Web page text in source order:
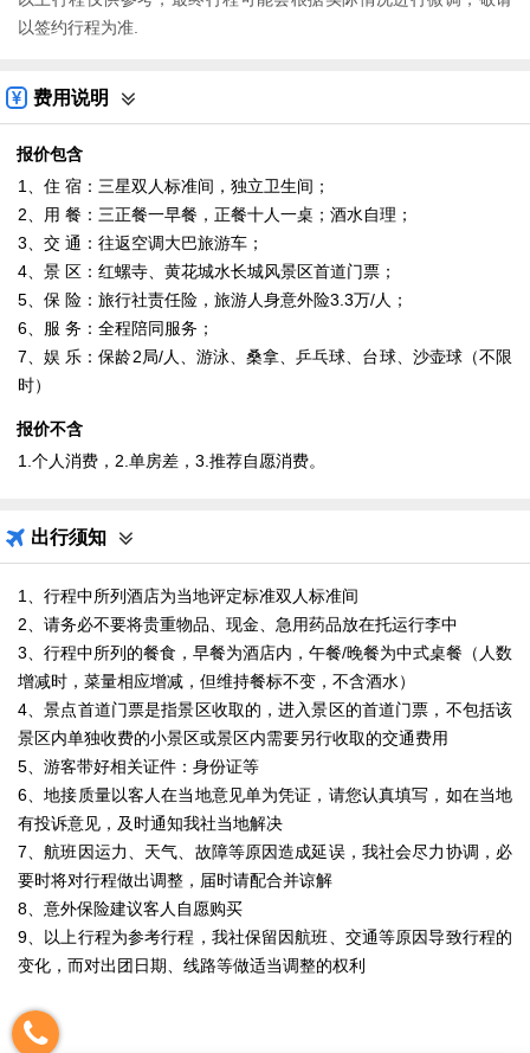
以签约行程为准.
费用说明
报价包含
1、住 宿：三星双人标准间，独立卫生间；
2、用 餐：三正餐一早餐，正餐十人一桌；酒水自理；
3、交 通：往返空调大巴旅游车；
4、景 区：红螺寺、黄花城水长城风景区首道门票；
5、保 险：旅行社责任险，旅游人身意外险3.3万/人；
6、服 务：全程陪同服务；
7、娱 乐：保龄2局/人、游泳、桑拿、乒乓球、台球、沙壶球（不限
时）
报价不含
1.个人消费，2.单房差，3.推荐自愿消费。
出行须知
1、行程中所列酒店为当地评定标准双人标准间
2、请务必不要将贵重物品、现金、急用药品放在托运行李中
3、行程中所列的餐食，早餐为酒店内，午餐/晚餐为中式桌餐（人数
增减时，菜量相应增减，但维持餐标不变，不含酒水）
4、景点首道门票是指景区收取的，进入景区的首道门票，不包括该
景区内单独收费的小景区或景区内需要另行收取的交通费用
5、游客带好相关证件：身份证等
6、地接质量以客人在当地意见单为凭证，请您认真填写，如在当地
有投诉意见，及时通知我社当地解决
7、航班因运力、天气、故障等原因造成延误，我社会尽力协调，必
要时将对行程做出调整，届时请配合并谅解
8、意外保险建议客人自愿购买
9、以上行程为参考行程，我社保留因航班、交通等原因导致行程的
变化，而对出团日期、线路等做适当调整的权利